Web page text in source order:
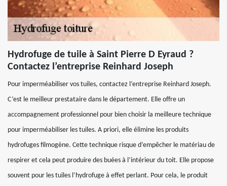
Hydrofuge de tuile à Saint Pierre D Eyraud ?
Contactez l’entreprise Reinhard Joseph
Pour imperméabiliser vos tuiles, contactez l’entreprise Reinhard Joseph.
C’est le meilleur prestataire dans le département. Elle offre un
accompagnement professionnel pour bien choisir la meilleure technique
pour imperméabiliser les tuiles. A priori, elle élimine les produits
hydrofuges filmogène. Cette technique risque d’empêcher le matériau de
respirer et cela peut produire des buées à l’intérieur du toit. Elle propose
souvent pour les tuiles l’hydrofuge à effet perlant. Pour cela, le produit